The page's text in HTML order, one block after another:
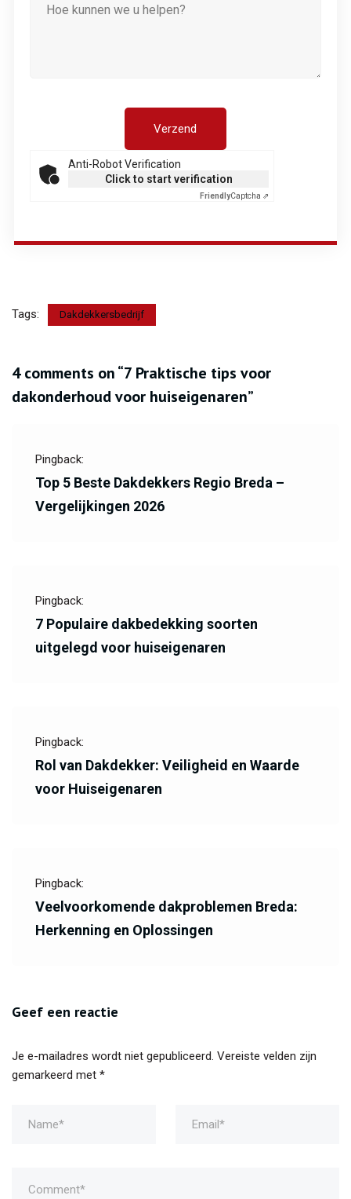
Anti-Robot Verification
Click to start verification
FriendlyCaptcha ⇗
Tags: Dakdekkersbedrijf
4 comments on “7 Praktische tips voor
dakonderhoud voor huiseigenaren”
Pingback:
Top 5 Beste Dakdekkers Regio Breda –
Vergelijkingen 2026
Pingback:
7 Populaire dakbedekking soorten
uitgelegd voor huiseigenaren
Pingback:
Rol van Dakdekker: Veiligheid en Waarde
voor Huiseigenaren
Pingback:
Veelvoorkomende dakproblemen Breda:
Herkenning en Oplossingen
Geef een reactie
Je e-mailadres wordt niet gepubliceerd. Vereiste velden zijn
gemarkeerd met *